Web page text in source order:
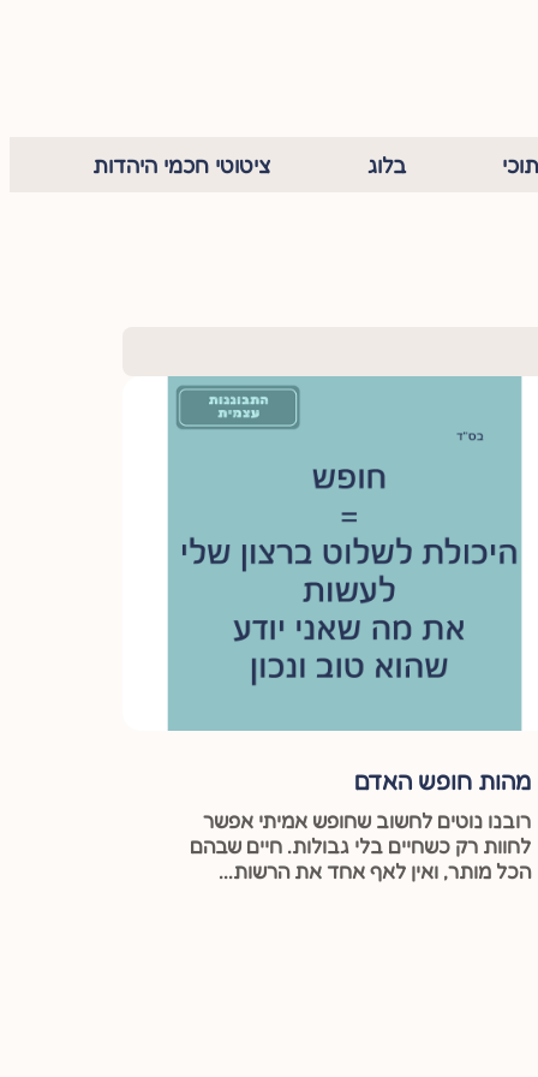
בלוג ציטוטי חכמי היהדות
מהות חופש האדם
רובנו נוטים לחשוב שחופש אמיתי אפשר
לחוות רק כשחיים בלי גבולות. חיים שבהם
הכל מותר, ואין לאף אחד את הרשות...